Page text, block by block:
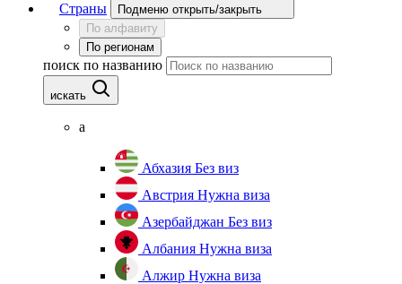
Страны
Подменю открыть/закрыть
По алфавиту
По регионам
поиск по названию
искать
а
Абхазия Без виз
Австрия Нужна виза
Азербайджан Без виз
Албания Нужна виза
Алжир Нужна виза